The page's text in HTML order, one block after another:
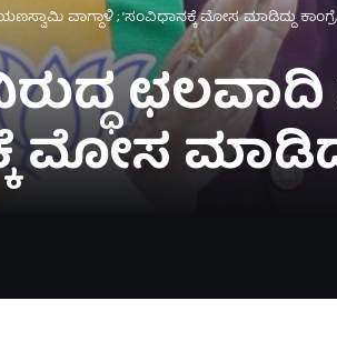
ವಾಗ್ದಾಳಿ ; ‘ಸಂವಿಧಾನಕ್ಕೆ ಮೋಸ ಮಾಡಿದ್ದು
ಮೋಸ